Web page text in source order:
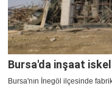
Bursa'da inşaat
Bursa'nın İnegöl ilçesinde